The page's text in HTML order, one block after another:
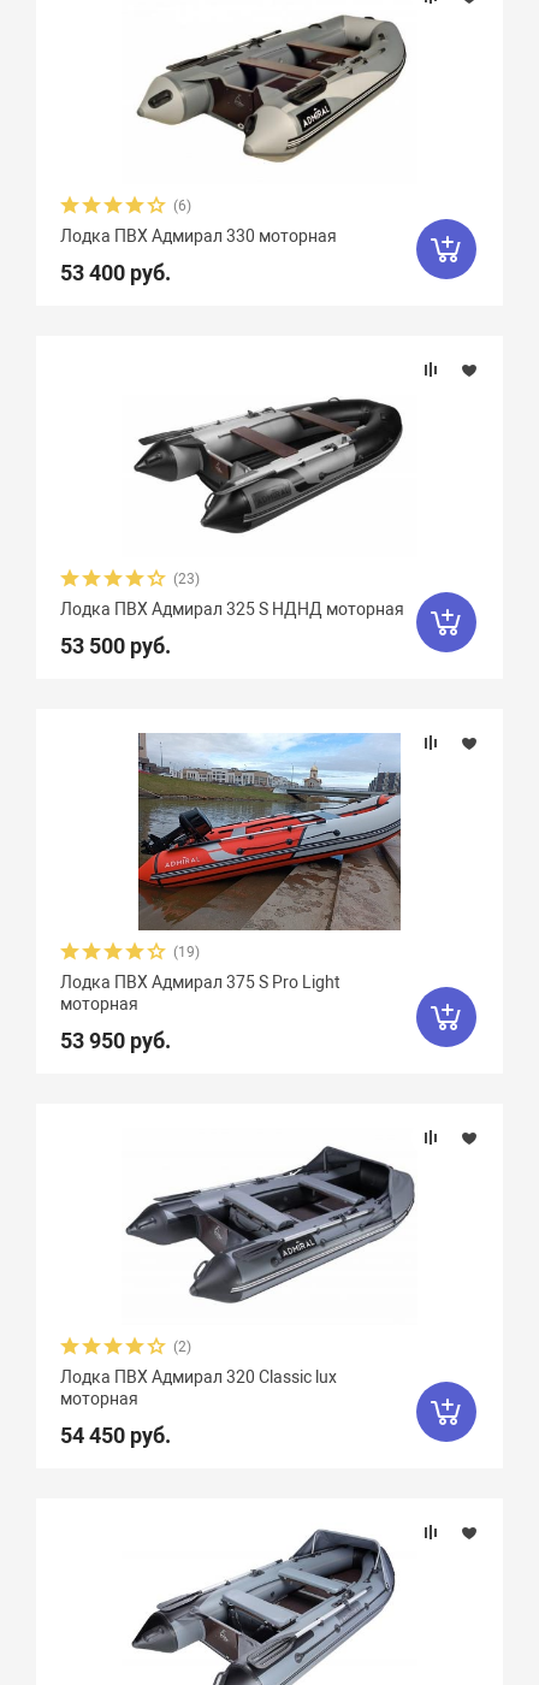
(6)
Лодка ПВХ Адмирал 330 моторная
53 400 руб.
(23)
Лодка ПВХ Адмирал 325 S НДНД моторная
53 500 руб.
(19)
Лодка ПВХ Адмирал 375 S Pro Light
моторная
53 950 руб.
(2)
Лодка ПВХ Адмирал 320 Classic lux
моторная
54 450 руб.